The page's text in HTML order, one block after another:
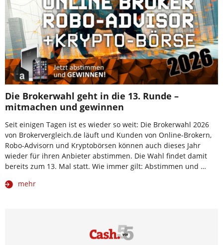
Die Brokerwahl geht in die 13. Runde –
mitmachen und gewinnen
Seit einigen Tagen ist es wieder so weit: Die Brokerwahl 2026
von Brokervergleich.de läuft und Kunden von Online-Brokern,
Robo-Advisorn und Kryptobörsen können auch dieses Jahr
wieder für ihren Anbieter abstimmen. Die Wahl findet damit
bereits zum 13. Mal statt. Wie immer gilt: Abstimmen und …
mehr